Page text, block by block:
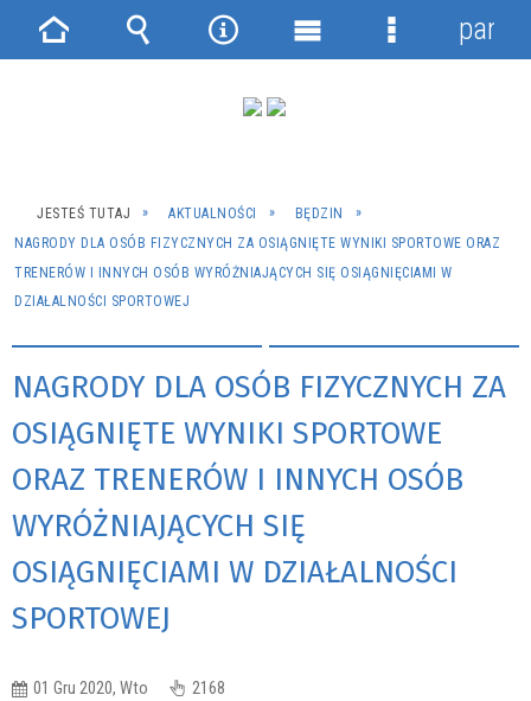
JESTEŚ TUTAJ AKTUALNOŚCI
BĘDZIN
NAGRODY DLA OSÓB FIZYCZNYCH ZA OSIĄGNIĘTE WYNIKI SPORTOWE ORAZ
TRENERÓW I INNYCH OSÓB WYRÓŻNIAJĄCYCH SIĘ OSIĄGNIĘCIAMI W
DZIAŁALNOŚCI SPORTOWEJ
NAGRODY DLA OSÓB FIZYCZNYCH ZA
OSIĄGNIĘTE WYNIKI SPORTOWE
ORAZ TRENERÓW I INNYCH OSÓB
WYRÓŻNIAJĄCYCH SIĘ
OSIĄGNIĘCIAMI W DZIAŁALNOŚCI
SPORTOWEJ
01 Gru 2020, Wto 2168
Strona Wyszukiwarka
NarzędziaMenu
Menu
panel